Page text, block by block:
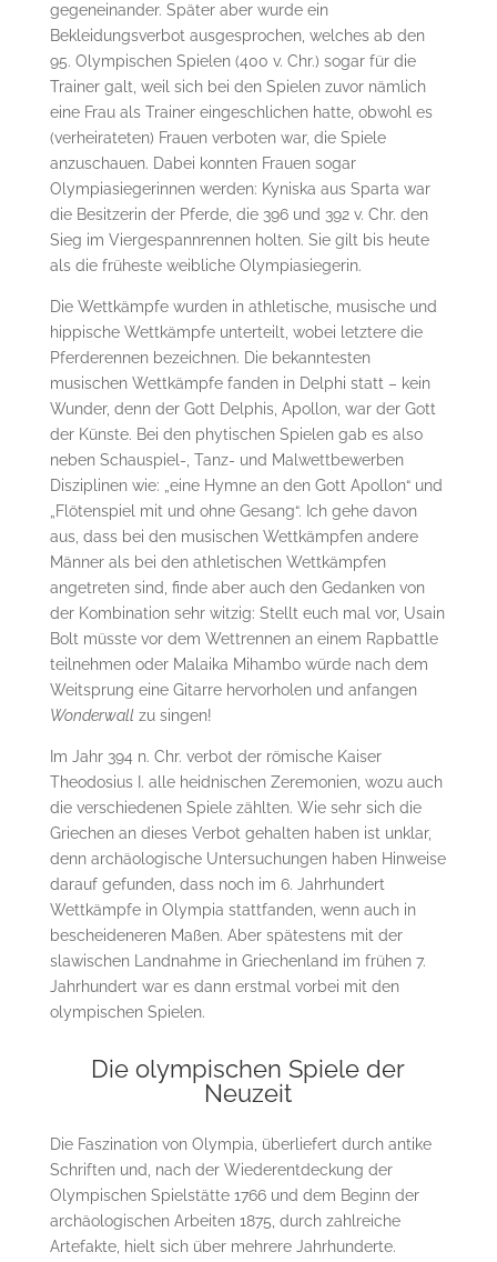
gegeneinander. Später aber wurde ein
Bekleidungsverbot ausgesprochen, welches ab den
95. Olympischen Spielen (400 v. Chr.) sogar für die
Trainer galt, weil sich bei den Spielen zuvor nämlich
eine Frau als Trainer eingeschlichen hatte, obwohl es
(verheirateten) Frauen verboten war, die Spiele
anzuschauen. Dabei konnten Frauen sogar
Olympiasiegerinnen werden: Kyniska aus Sparta war
die Besitzerin der Pferde, die 396 und 392 v. Chr. den
Sieg im Viergespannrennen holten. Sie gilt bis heute
als die früheste weibliche Olympiasiegerin.
Die Wettkämpfe wurden in athletische, musische und
hippische Wettkämpfe unterteilt, wobei letztere die
Pferderennen bezeichnen. Die bekanntesten
musischen Wettkämpfe fanden in Delphi statt – kein
Wunder, denn der Gott Delphis, Apollon, war der Gott
der Künste. Bei den phytischen Spielen gab es also
neben Schauspiel-, Tanz- und Malwettbewerben
Disziplinen wie: „eine Hymne an den Gott Apollon“ und
„Flötenspiel mit und ohne Gesang“. Ich gehe davon
aus, dass bei den musischen Wettkämpfen andere
Männer als bei den athletischen Wettkämpfen
angetreten sind, finde aber auch den Gedanken von
der Kombination sehr witzig: Stellt euch mal vor, Usain
Bolt müsste vor dem Wettrennen an einem Rapbattle
teilnehmen oder Malaika Mihambo würde nach dem
Weitsprung eine Gitarre hervorholen und anfangen
Wonderwallzu singen!
Im Jahr 394 n. Chr. verbot der römische Kaiser
Theodosius I. alle heidnischen Zeremonien, wozu auch
die verschiedenen Spiele zählten. Wie sehr sich die
Griechen an dieses Verbot gehalten haben ist unklar,
denn archäologische Untersuchungen haben Hinweise
darauf gefunden, dass noch im 6. Jahrhundert
Wettkämpfe in Olympia stattfanden, wenn auch in
bescheideneren Maßen. Aber spätestens mit der
slawischen Landnahme in Griechenland im frühen 7.
Jahrhundert war es dann erstmal vorbei mit den
olympischen Spielen.
Die olympischen Spiele der
Neuzeit
Die Faszination von Olympia, überliefert durch antike
Schriften und, nach der Wiederentdeckung der
Olympischen Spielstätte 1766 und dem Beginn der
archäologischen Arbeiten 1875, durch zahlreiche
Artefakte, hielt sich über mehrere Jahrhunderte.